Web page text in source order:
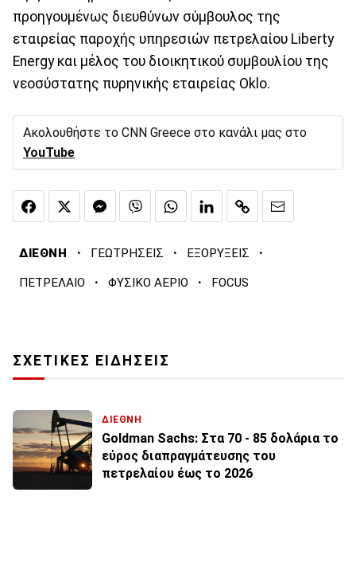
προηγουμένως διευθύνων σύμβουλος της
εταιρείας παροχής υπηρεσιών πετρελαίου Liberty
Energy και μέλος του διοικητικού συμβουλίου της
νεοσύστατης πυρηνικής εταιρείας Oklo.
Ακολουθήστε το CNN Greece στο κανάλι μας στο
YouTube
ΔΙΕΘΝΗ · ΓΕΩΤΡΗΣΕΙΣ · ΕΞΟΡΥΞΕΙΣ ·
ΠΕΤΡΕΛΑΙΟ · ΦΥΣΙΚΟ ΑΕΡΙΟ · FOCUS
ΣΧΕΤΙΚΕΣ ΕΙΔΗΣΕΙΣ
ΔΙΕΘΝΗ
Goldman Sachs: Στα 70 - 85 δολάρια το
εύρος διαπραγμάτευσης του
πετρελαίου έως το 2026